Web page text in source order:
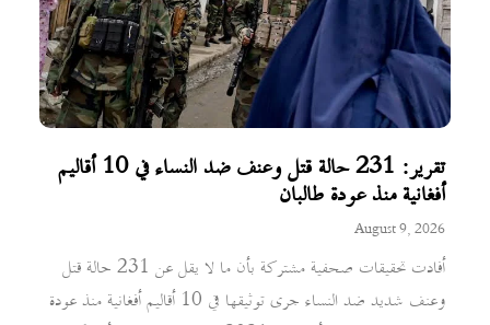
تقرير: 231 حالة قتل وعنف ضد النساء في 10 أقاليم
أفغانية منذ عودة طالبان
August 9, 2026
أفادت تحقيقات صحفية مشتركة بأن ما لا يقل عن 231 حالة قتل
وعنف شديد ضد النساء جرى توثيقها في 10 أقاليم أفغانية منذ عودة